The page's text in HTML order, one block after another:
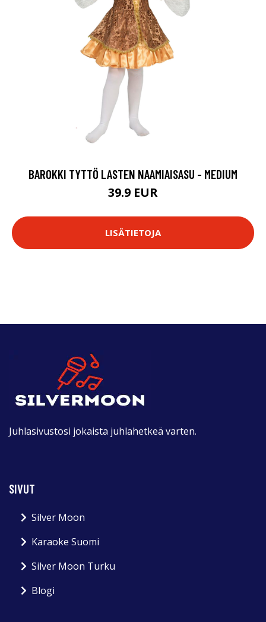
BAROKKI TYTTÖ LASTEN NAAMIAISASU - MEDIUM
39.9 EUR
LISÄTIETOJA
Juhlasivustosi jokaista juhlahetkeä varten.
SIVUT
Silver Moon
Karaoke Suomi
Silver Moon Turku
Blogi